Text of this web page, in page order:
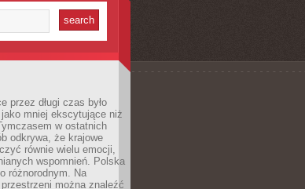
przez długi czas było
mniej ekscytujące niż
w ostatnich
odkrywa, że krajowe
równie wielu emocji,
wspomnień. Polska
różnorodnym. Na
można znaleźć